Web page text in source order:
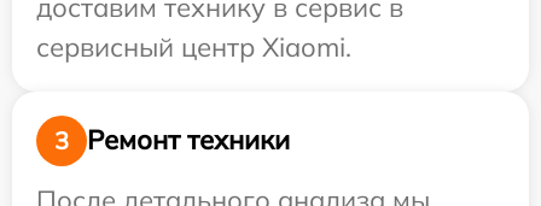
сервисный центр Xiaomi.
3
Ремонт техники